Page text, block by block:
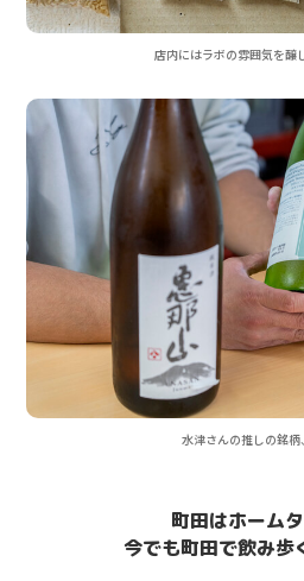
店内にはラボの雰囲気を醸
水津さんの推しの銘柄
町田はホームタ
今でも町田で飲み歩